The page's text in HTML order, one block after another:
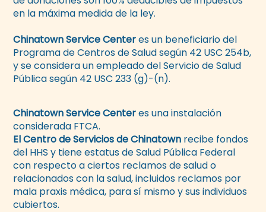
en la máxima medida de la ley.
Chinatown Service Centeres un beneficiario del
Programa de Centros de Salud según 42 USC 254b,
y se considera un empleado del Servicio de Salud
Pública según 42 USC 233 (g)-(n).
Chinatown Service Centeres una instalación
considerada FTCA.
El Centro de Servicios de Chinatown recibe fondos
del HHS y tiene estatus de Salud Pública Federal
con respecto a ciertos reclamos de salud o
relacionados con la salud, incluidos reclamos por
mala praxis médica, para sí mismo y sus individuos
cubiertos.